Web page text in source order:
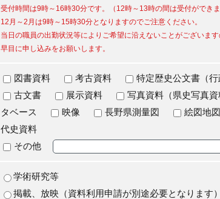
受付時間は9時～16時30分です。（12時～13時の間は受付ができま
12月～2月は9時～15時30分となりますのでご注意ください。
当日の職員の出勤状況等によりご希望に沿えないことがございます
早目に申し込みをお願いします。
図書資料 考古資料 特定歴史公文書（行
古文書
展示資料 写真資料（県史写真資
タベース
映像 長野県測量図 絵図地図
代史資料
その他
学術研究等
掲載、放映（資料利用申請が別途必要となります）